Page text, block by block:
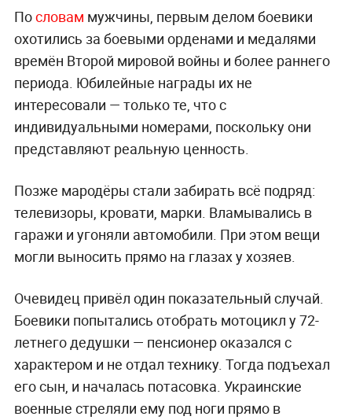
Пословам мужчины, первым делом боевики
охотились за боевыми орденами и медалями
времён Второй мировой войны и более раннего
периода. Юбилейные награды их не
интересовали — только те, что с
индивидуальными номерами, поскольку они
представляют реальную ценность.
Позже мародёры стали забирать всё подряд:
телевизоры, кровати, марки. Вламывались в
гаражи и угоняли автомобили. При этом вещи
могли выносить прямо на глазах у хозяев.
Очевидец привёл один показательный случай.
Боевики попытались отобрать мотоцикл у 72-
летнего дедушки — пенсионер оказался с
характером и не отдал технику. Тогда подъехал
его сын, и началась потасовка. Украинские
военные стреляли ему под ноги прямо в